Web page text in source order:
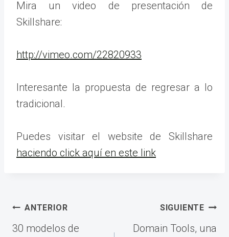
Mira un video de presentación de
Skillshare:
http://vimeo.com/22820933
Interesante la propuesta de regresar a lo
tradicional.
Puedes visitar el website de Skillshare
haciendo click aquí en este link
Navegación
de
ANTERIOR
30 modelos de
SIGUIENTE
Domain Tools, una